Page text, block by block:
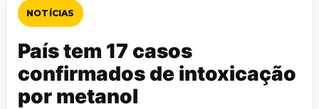
NOTÍCIAS
País tem 17 casos
confirmados de intoxicação
por metanol